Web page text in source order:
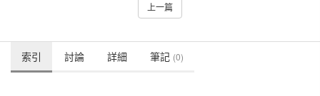
上一篇
索引 討論 詳細 筆記 (0)